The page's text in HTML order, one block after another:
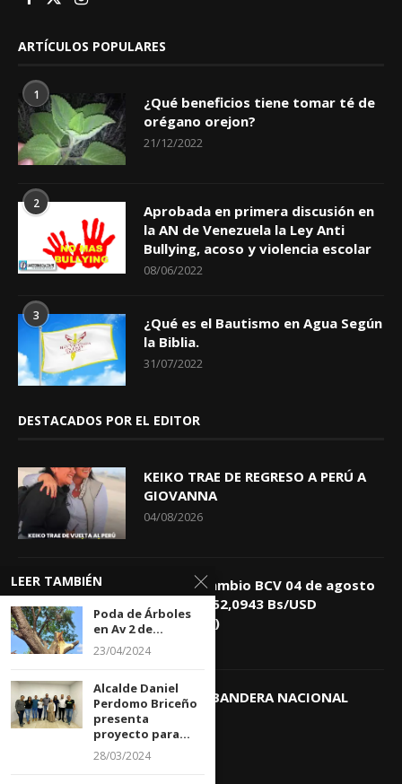
ARTÍCULOS POPULARES
1
¿Qué beneficios tiene tomar té de
orégano orejon?
21/12/2022
2
Aprobada en primera discusión en
la AN de Venezuela la Ley Anti
Bullying, acoso y violencia escolar
08/06/2022
3
¿Qué es el Bautismo en Agua Según
la Biblia.
31/07/2022
DESTACADOS POR EL EDITOR
KEIKO TRAE DE REGRESO A PERÚ A
GIOVANNA
04/08/2026
Tasa de Cambio BCV 04 de agosto
de 2026: 752,0943 Bs/USD
(+0,4418%)
04/08/2026
DIA DE LA BANDERA NACIONAL
03/08/2026
LEER TAMBIÉN
Poda de Árboles
en Av 2 de...
23/04/2024
Alcalde Daniel
Perdomo Briceño
presenta
proyecto para...
28/03/2024